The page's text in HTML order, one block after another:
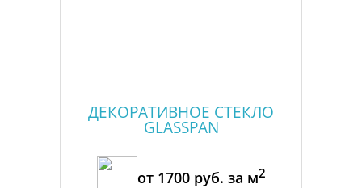
ДЕКОРАТИВНОЕ СТЕКЛО
GLASSPAN
от 1700руб. за м2